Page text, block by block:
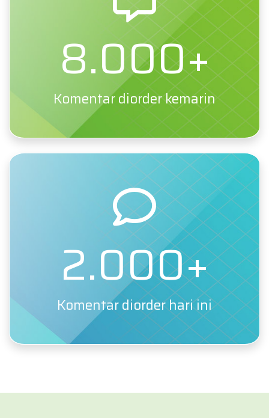
8.000+
Komentar diorder kemarin
2.000+
Komentar diorder hari ini